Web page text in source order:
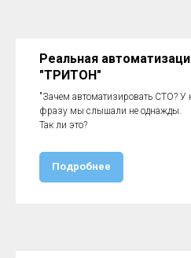
Реальная
"ТРИТОН"
"Зачем автоматизировать СТО? У
фразу мы слышали не однажды.
Так ли это?
Подробнее